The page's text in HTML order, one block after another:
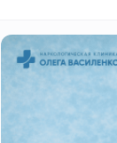
множество
деле,
создать